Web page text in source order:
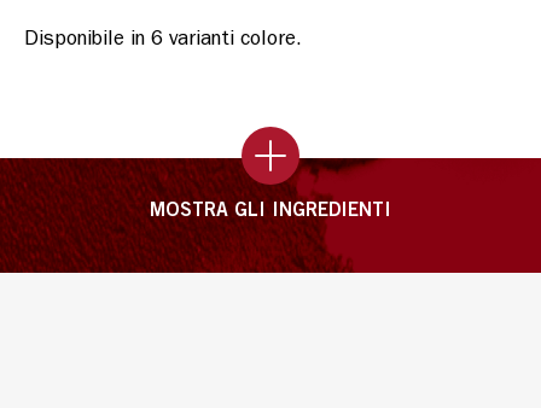
Disponibile in 6 varianti colore.
MOSTRA GLI INGREDIENTI